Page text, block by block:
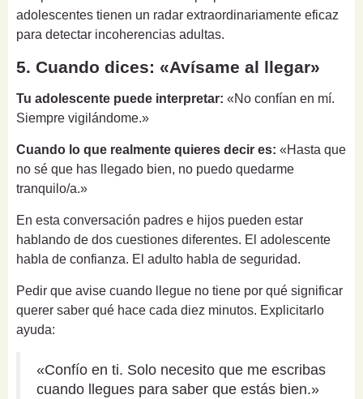
adolescentes tienen un radar extraordinariamente eficaz
para detectar incoherencias adultas.
5. Cuando dices: «Avísame al llegar»
Tu adolescente puede interpretar: «No confían en mí.
Siempre vigilándome.»
Cuando lo que realmente quieres decir es: «Hasta que
no sé que has llegado bien, no puedo quedarme
tranquilo/a.»
En esta conversación padres e hijos pueden estar
hablando de dos cuestiones diferentes. El adolescente
habla de confianza. El adulto habla de seguridad.
Pedir que avise cuando llegue no tiene por qué significar
querer saber qué hace cada diez minutos. Explicitarlo
ayuda:
«Confío en ti. Solo necesito que me escribas
cuando llegues para saber que estás bien.»